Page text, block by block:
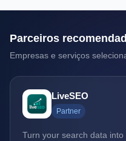
Parceiros
Empresas e serviços
LiveSEO
Partner
Turn your search data